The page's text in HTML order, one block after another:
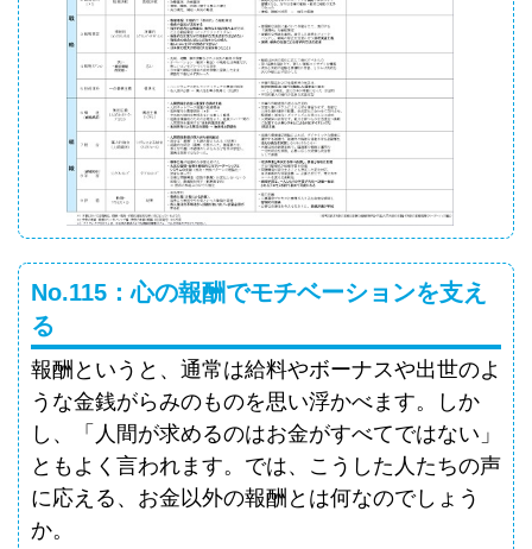
No.115：心の報酬でモチベーションを支え
る
報酬というと、通常は給料やボーナスや出世のよ
うな金銭がらみのものを思い浮かべます。しか
し、「人間が求めるのはお金がすべてではない」
ともよく言われます。では、こうした人たちの声
に応える、お金以外の報酬とは何なのでしょう
か。